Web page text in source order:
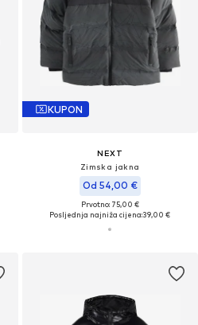
KUPON
NEXT
Zimska jakna
Od 54,00 €
Prvotno: 75,00 €
Posljednja najniža cijena:39,00 €